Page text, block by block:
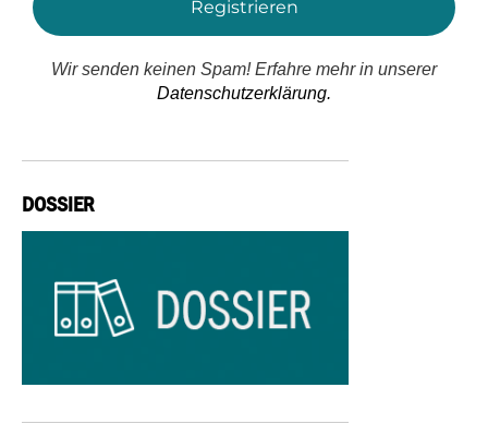
Wir senden keinen Spam! Erfahre mehr in unserer
Datenschutzerklärung.
DOSSIER